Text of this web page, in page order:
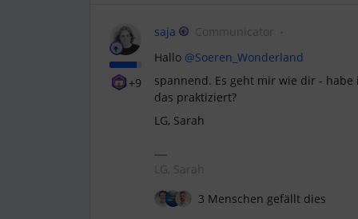
+9
saja Communicator
Hallo @Soeren_Wonderland
spannend. Es geht mir wie dir -
das praktiziert?
LG, Sarah
LG, Sarah
3 Menschen gefällt dies